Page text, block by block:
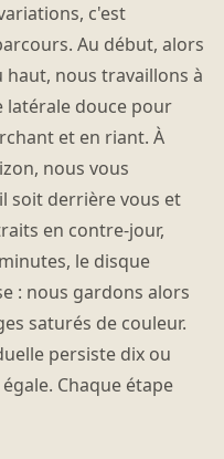
c'est
Au début, alors
haut, nous travaillons à
latérale douce pour
et en riant. À
nous vous
soit derrière vous et
en contre-jour,
le disque
: nous gardons alors
saturés de couleur.
persiste dix ou
Chaque étape